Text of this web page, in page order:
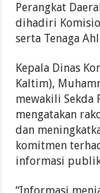
Perangkat
dihadiri
serta Tenaga
Kepala Dinas
Kaltim),
mewakili Sekda
mengatakan
dan
komitmen
informasi